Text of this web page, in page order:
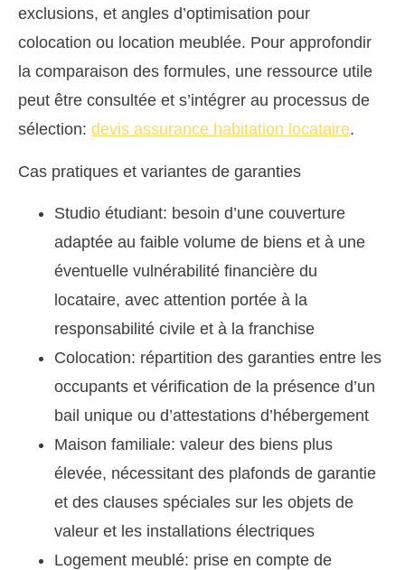
exclusions, et angles d’optimisation pour
colocation ou location meublée. Pour approfondir
la comparaison des formules, une ressource utile
peut être consultée et s’intégrer au processus de
sélection: devis assurance habitation locataire.
Cas pratiques et variantes de garanties
Studio étudiant: besoin d’une couverture
adaptée au faible volume de biens et à une
éventuelle vulnérabilité financière du
locataire, avec attention portée à la
responsabilité civile et à la franchise
Colocation: répartition des garanties entre les
occupants et vérification de la présence d’un
bail unique ou d’attestations d’hébergement
Maison familiale: valeur des biens plus
élevée, nécessitant des plafonds de garantie
et des clauses spéciales sur les objets de
valeur et les installations électriques
Logement meublé: prise en compte de